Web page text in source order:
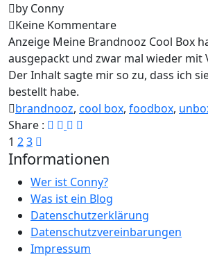
by Conny
Keine Kommentare
Anzeige Meine Brandnooz Cool Box
ausgepackt und zwar mal wieder mit
Der Inhalt sagte mir so zu, dass ich
bestellt habe.
brandnooz, cool box, foodbox,
Share :
Seitennummerierung
der
Beiträge
1 23
Informationen
Wer ist Conny?
Was ist ein Blog
Datenschutzerklärung
Datenschutzvereinbarungen
Impressum